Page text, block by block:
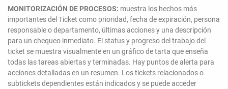
MONITORIZACIÓN DE PROCESOS: muestra los hechos más
importantes del Ticket como prioridad, fecha de expiración, persona
responsable o departamento, últimas acciones y una descripción
para un chequeo inmediato. El status y progreso del trabajo del
ticket se muestra visualmente en un gráfico de tarta que enseña
todas las tareas abiertas y terminadas. Hay puntos de alerta para
acciones detalladas en un resumen. Los tickets relacionados o
subtickets dependientes están indicados y se puede acceder